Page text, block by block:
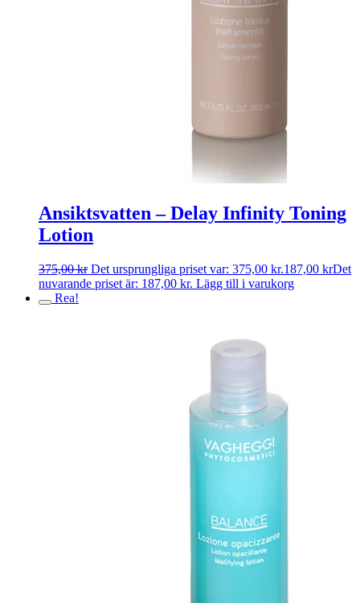
Ansiktsvatten – Delay Infinity Toning
Lotion
375,00kr Det ursprungliga priset var: 375,00 kr.187,00 krDet
nuvarande priset är: 187,00 kr. Lägg till i varukorg
Rea!